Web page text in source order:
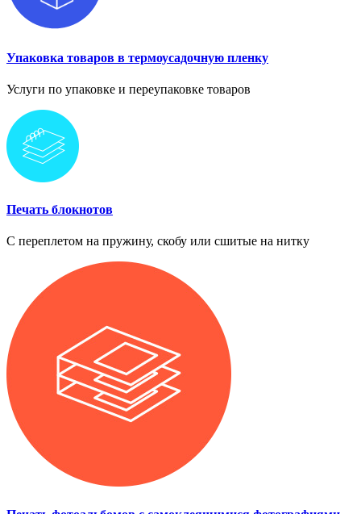
Упаковка товаров в термоусадочную пленку
Услуги по упаковке и переупаковке товаров
Печать блокнотов
С переплетом на пружину, скобу или сшитые на нитку